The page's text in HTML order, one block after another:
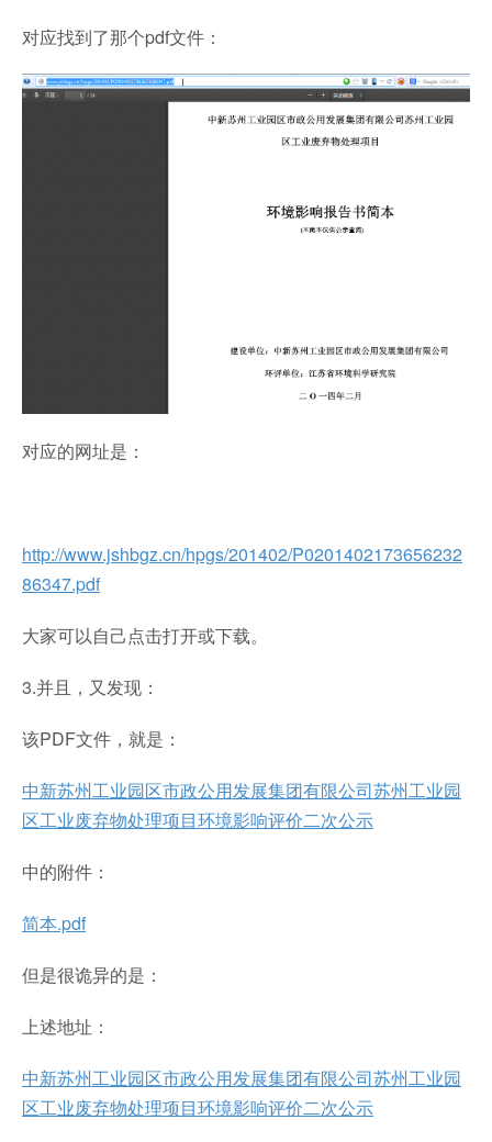
对应找到了那个pdf文件：
对应的网址是：
http://www.jshbgz.cn/hpgs/201402/P0201402173656232
86347.pdf
大家可以自己点击打开或下载。
3.并且，又发现：
该PDF文件，就是：
中新苏州工业园区市政公用发展集团有限公司苏州工业园
区工业废弃物处理项目环境影响评价二次公示
中的附件：
简本.pdf
但是很诡异的是：
上述地址：
中新苏州工业园区市政公用发展集团有限公司苏州工业园
区工业废弃物处理项目环境影响评价二次公示